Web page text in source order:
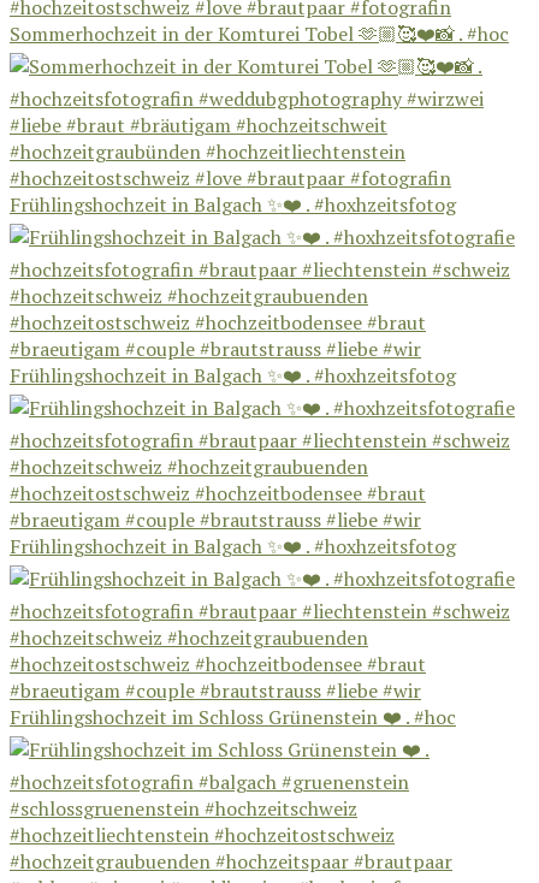
Sommerhochzeit in der Komturei Tobel 🫶🏼🥰❤️📸 . #hoc
Frühlingshochzeit in Balgach ✨❤️ . #hoxhzeitsfotog
Frühlingshochzeit in Balgach ✨❤️ . #hoxhzeitsfotog
Frühlingshochzeit in Balgach ✨❤️ . #hoxhzeitsfotog
Frühlingshochzeit im Schloss Grünenstein ❤️ . #hoc